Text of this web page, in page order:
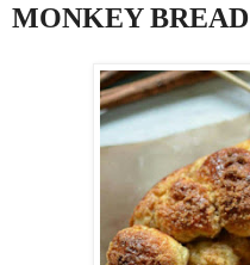
MONKEY BREAD